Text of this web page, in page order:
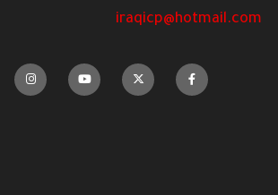
iraqicp@hotmail.com